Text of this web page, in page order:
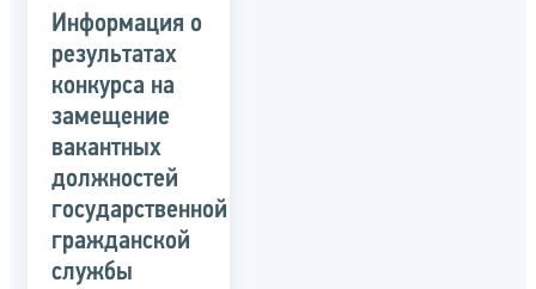
Информация о
результатах
конкурса на
замещение
вакантных
должностей
государственной
гражданской
службы